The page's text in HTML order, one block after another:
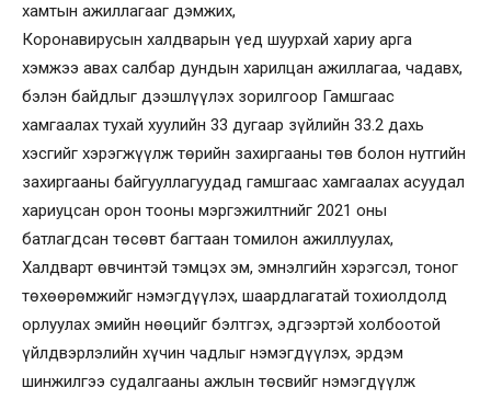
хамтын ажиллагааг дэмжих,
Коронавирусын халдварын үед шуурхай хариу арга
хэмжээ авах салбар дундын харилцан ажиллагаа, чадавх,
бэлэн байдлыг дээшлүүлэх зорилгоор Гамшгаас
хамгаалах тухай хуулийн 33 дугаар зүйлийн 33.2 дахь
хэсгийг хэрэгжүүлж төрийн захиргааны төв болон нутгийн
захиргааны байгууллагуудад гамшгаас хамгаалах асуудал
хариуцсан орон тооны мэргэжилтнийг 2021 оны
батлагдсан төсөвт багтаан томилон ажиллуулах,
Халдварт өвчинтэй тэмцэх эм, эмнэлгийн хэрэгсэл, тоног
төхөөрөмжийг нэмэгдүүлэх, шаардлагатай тохиолдолд
орлуулах эмийн нөөцийг бэлтгэх, эдгээртэй холбоотой
үйлдвэрлэлийн хүчин чадлыг нэмэгдүүлэх, эрдэм
шинжилгээ судалгааны ажлын төсвийг нэмэгдүүлж